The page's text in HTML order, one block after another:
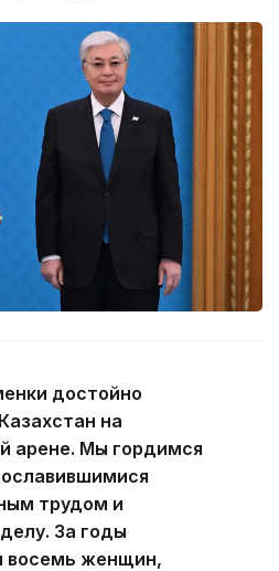
достойно
на
арене. Мы гордимся
трудом и
За годы
восемь женщин,